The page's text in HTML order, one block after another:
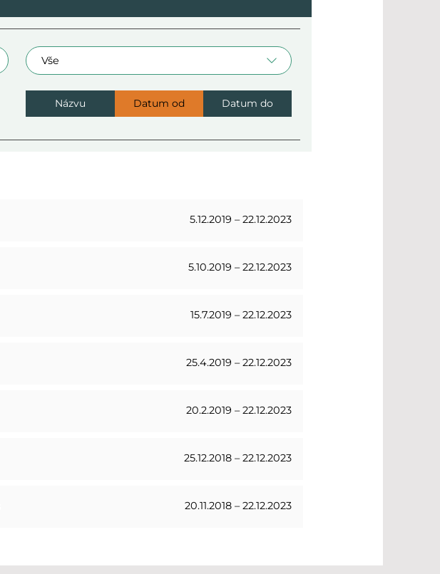
Oblast
Názvu Datum od Datum do
5.12.2019 – 22.12.2023
5.10.2019 – 22.12.2023
15.7.2019 – 22.12.2023
25.4.2019 – 22.12.2023
20.2.2019 – 22.12.2023
25.12.2018 – 22.12.2023
20.11.2018 – 22.12.2023